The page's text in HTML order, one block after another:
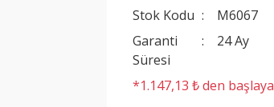
Stok Kodu
M6067
Garanti
Süresi
24 Ay
*1.147,13 ₺ den